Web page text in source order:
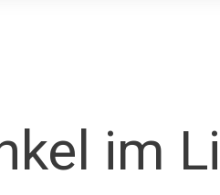
im